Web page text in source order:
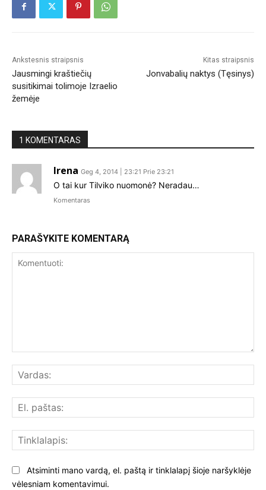
Ankstesnis straipsnis
Jausmingi kraštiečių
susitikimai tolimoje Izraelio
žemėje
Kitas straipsnis
Jonvabalių naktys (Tęsinys)
1 KOMENTARAS
Irena Geg 4, 2014 | 23:21 Prie 23:21
O tai kur Tilviko nuomonė? Neradau…
Komentaras
PARAŠYKITE KOMENTARĄ
Atsiminti mano vardą, el. paštą ir tinklalapį šioje naršyklėje
vėlesniam komentavimui.